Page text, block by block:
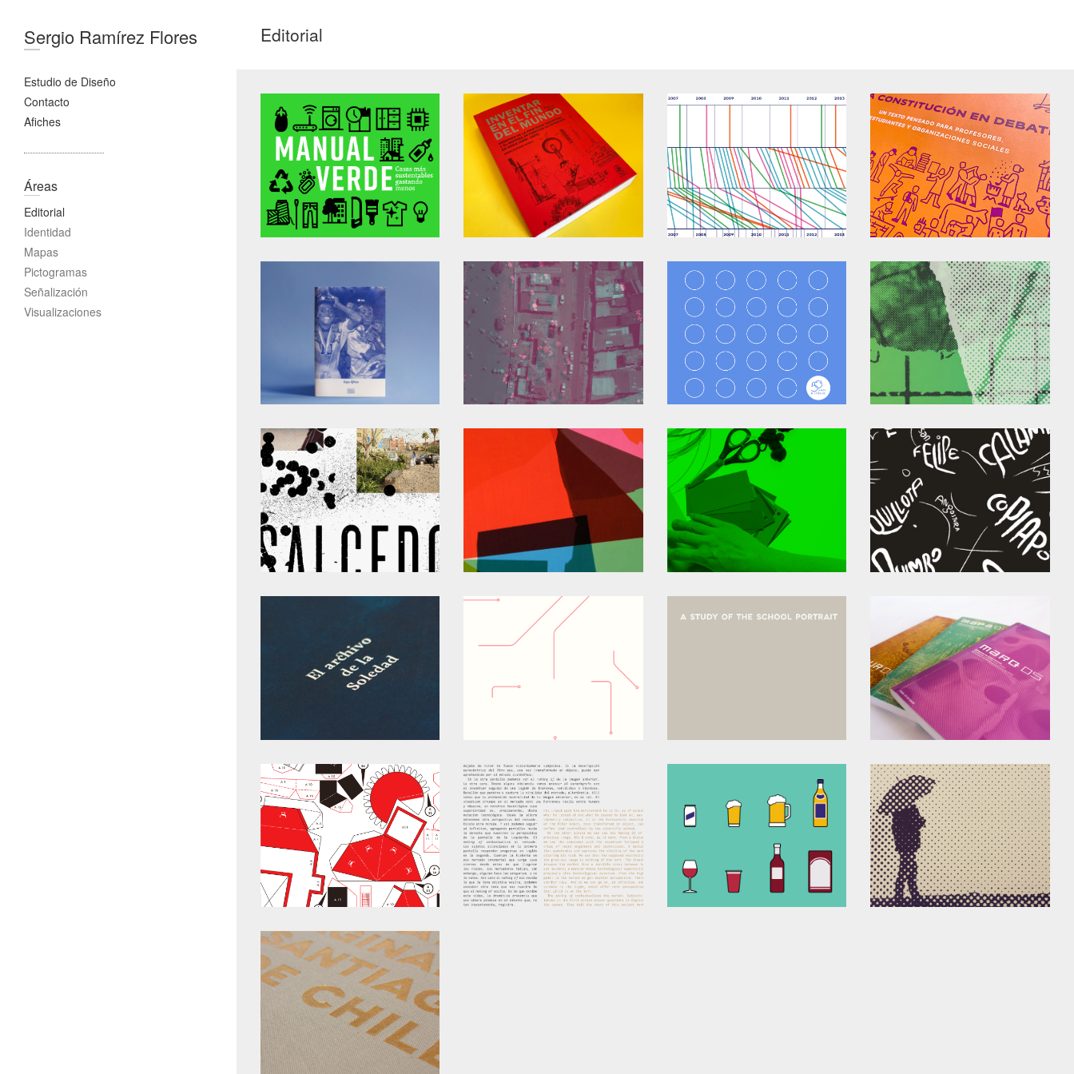
Sergio Ramírez Flores
Estudio de Diseño
Contacto
Afiches
Editorial
Áreas
Editorial
Identidad
Mapas
Pictogramas
Señalización
Visualizaciones